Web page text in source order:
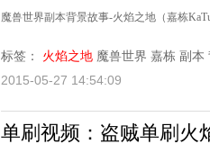
魔兽世界副本背景故事-火焰之地（嘉栋
标签： 火焰之地 魔兽世界 嘉栋 副本
2015-05-27 14:54:09
单刷视频：盗贼单刷火